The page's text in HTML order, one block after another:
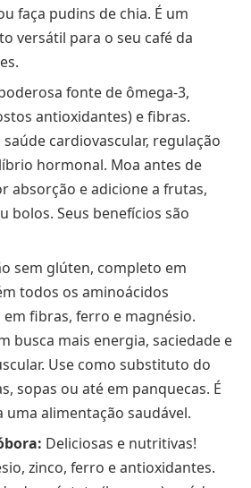
faça pudins de chia. É um
versátil para o seu café da
fonte de ômega-3,
antioxidantes) e fibras.
cardiovascular, regulação
hormonal. Moa antes de
absorção e adicione a frutas,
bolos. Seus benefícios são
sem glúten, completo em
todos os aminoácidos
em fibras, ferro e magnésio.
busca mais energia, saciedade e
Use como substituto do
sopas ou até em panquecas. É
alimentação saudável.
Deliciosas e nutritivas!
zinco, ferro e antioxidantes.